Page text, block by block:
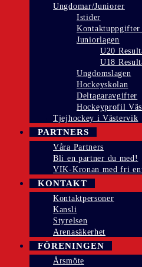
Ungdomar/Juniorer
Istider
Kontaktuppgifter
Juniorlagen
U20
U18
Ungdomslagen
Hockeyskolan
Deltagaravgifter
Hockeyprofil
Tjejhockey i Västervik
PARTNERS
Våra Partners
Bli en partner du med!
VIK-Kronan med fri
KONTAKT
Kontaktpersoner
Kansli
Styrelsen
Arenasäkerhet
FÖRENINGEN
Årsmöte